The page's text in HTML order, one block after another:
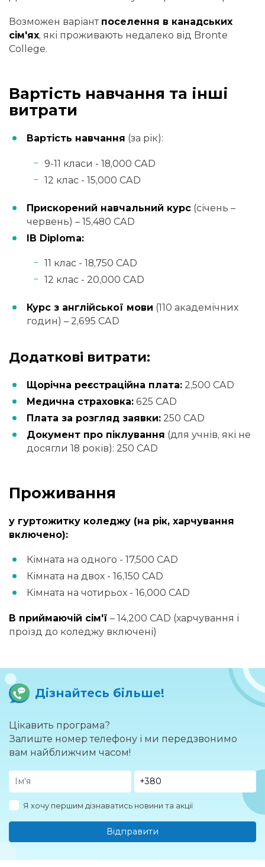
Возможен варіант поселення в канадських
сім'ях, які проживають недалеко від Bronte
College.
Вартість навчання та інші
витрати
Вартість навчання (за рік):
9-11 класи - 18,000 CAD
12 клас - 15,000 CAD
Прискорений навчальний курс (січень –
червень) – 15,480 CAD
IB Diploma:
11 клас - 18,750 CAD
12 клас - 20,000 CAD
Курс з англійської мови (110 академічних
годин) – 2,695 CAD
Додаткові витрати:
Щорічна реєстраційна плата: 2,500 CAD
Медична страховка: 625 CAD
Плата за розгляд заявки: 250 CAD
Документ про піклування (для учнів, які не
досягли 18 років): 250 CAD
Проживання
у гуртожитку коледжу (на рік, харчування
включено):
Кімната на одного - 17,500 CAD
Кімната на двох - 16,150 CAD
Кімната на чотирьох - 16,000 CAD
В приймаючій сім'ї – 14,200 CAD (харчування і
проїзд до коледжу включені)
Дізнайтесь більше!
Цікавить програма?
Залиште номер телефону і ми передзвонимо
вам найближчим часом!
Я хочу першим дізнаватись новини та акції
Відправити